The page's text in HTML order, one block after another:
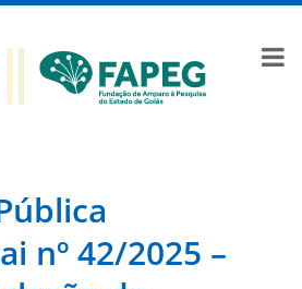
nº 42/2025 –